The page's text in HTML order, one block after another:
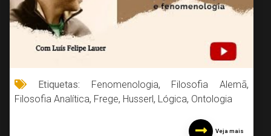
Etiquetas: Fenomenologia, Filosofia Alemã,
Filosofia Analítica, Frege, Husserl, Lógica, Ontologia
Veja mais